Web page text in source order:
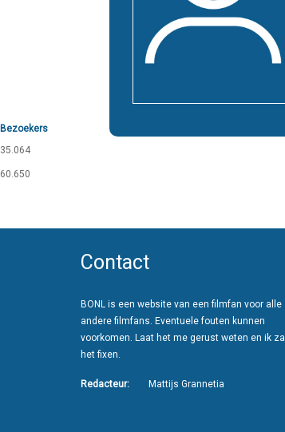
Bezoekers
35.064
60.650
Contact
BONL is een website van een filmfan voor alle
andere filmfans. Eventuele fouten kunnen
voorkomen. Laat het me gerust weten en ik zal
het fixen.
Redacteur: Mattijs Grannetia